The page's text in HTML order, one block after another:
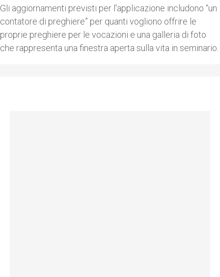
Gli aggiornamenti previsti per l'applicazione includono “un
contatore di preghiere” per quanti vogliono offrire le
proprie preghiere per le vocazioni e una galleria di foto
che rappresenta una finestra aperta sulla vita in seminario.